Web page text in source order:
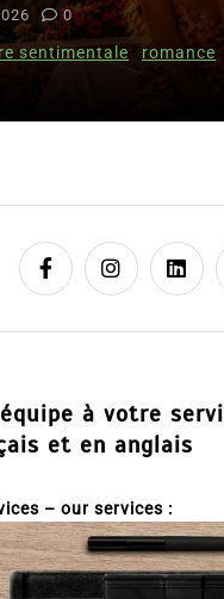
à votre
et en anglais
– our services :